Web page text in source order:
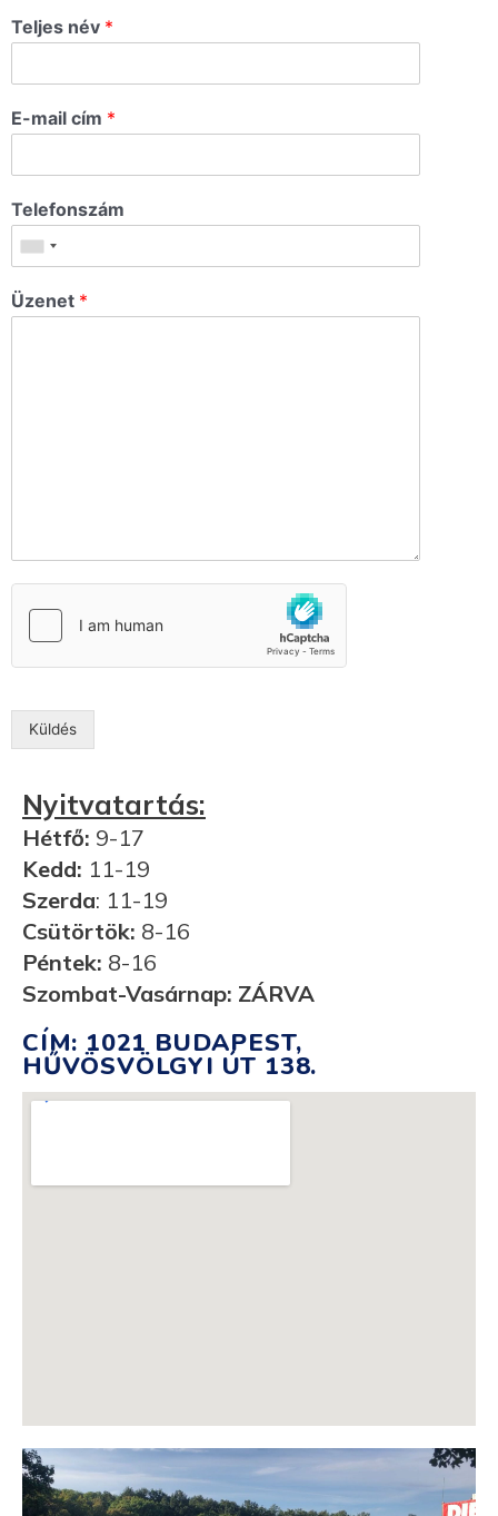
Teljes név *
E-mail cím *
Telefonszám
Üzenet *
Küldés
Nyitvatartás:
Hétfő: 9-17
Kedd: 11-19
Szerda: 11-19
Csütörtök: 8-16
Péntek: 8-16
Szombat-Vasárnap: ZÁRVA
CÍM: 1021 BUDAPEST,
HŰVÖSVÖLGYI ÚT 138.